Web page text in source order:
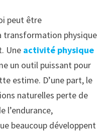
peut être
transformation physique
Une activité physique
un outil puissant pour
estime. D’une part, le
naturelles perte de
l’endurance,
beaucoup développent